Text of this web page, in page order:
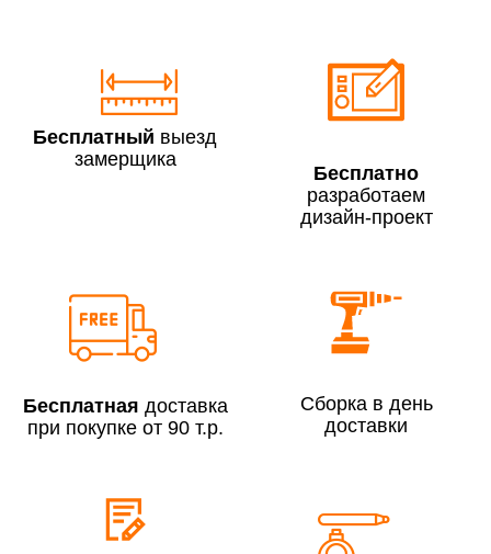
По Москве в пределах МКАД в выходные и вечернее
время 3 500 руб.
Сборка по Москве в будние дни при заказе:
До 300 000 руб.
7% (но не менее 2 500 руб.)
Свыше 300 000 руб.
Свыше 300 000 руб.
Бесплатный выезд
замерщика
Бесплатно
разработаем
дизайн-проект
Бесплатная доставка
при покупке от 90 т.р.
Сборка в день
доставки